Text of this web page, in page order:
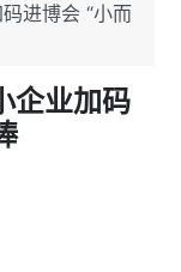
进博会 “小而
企业加码